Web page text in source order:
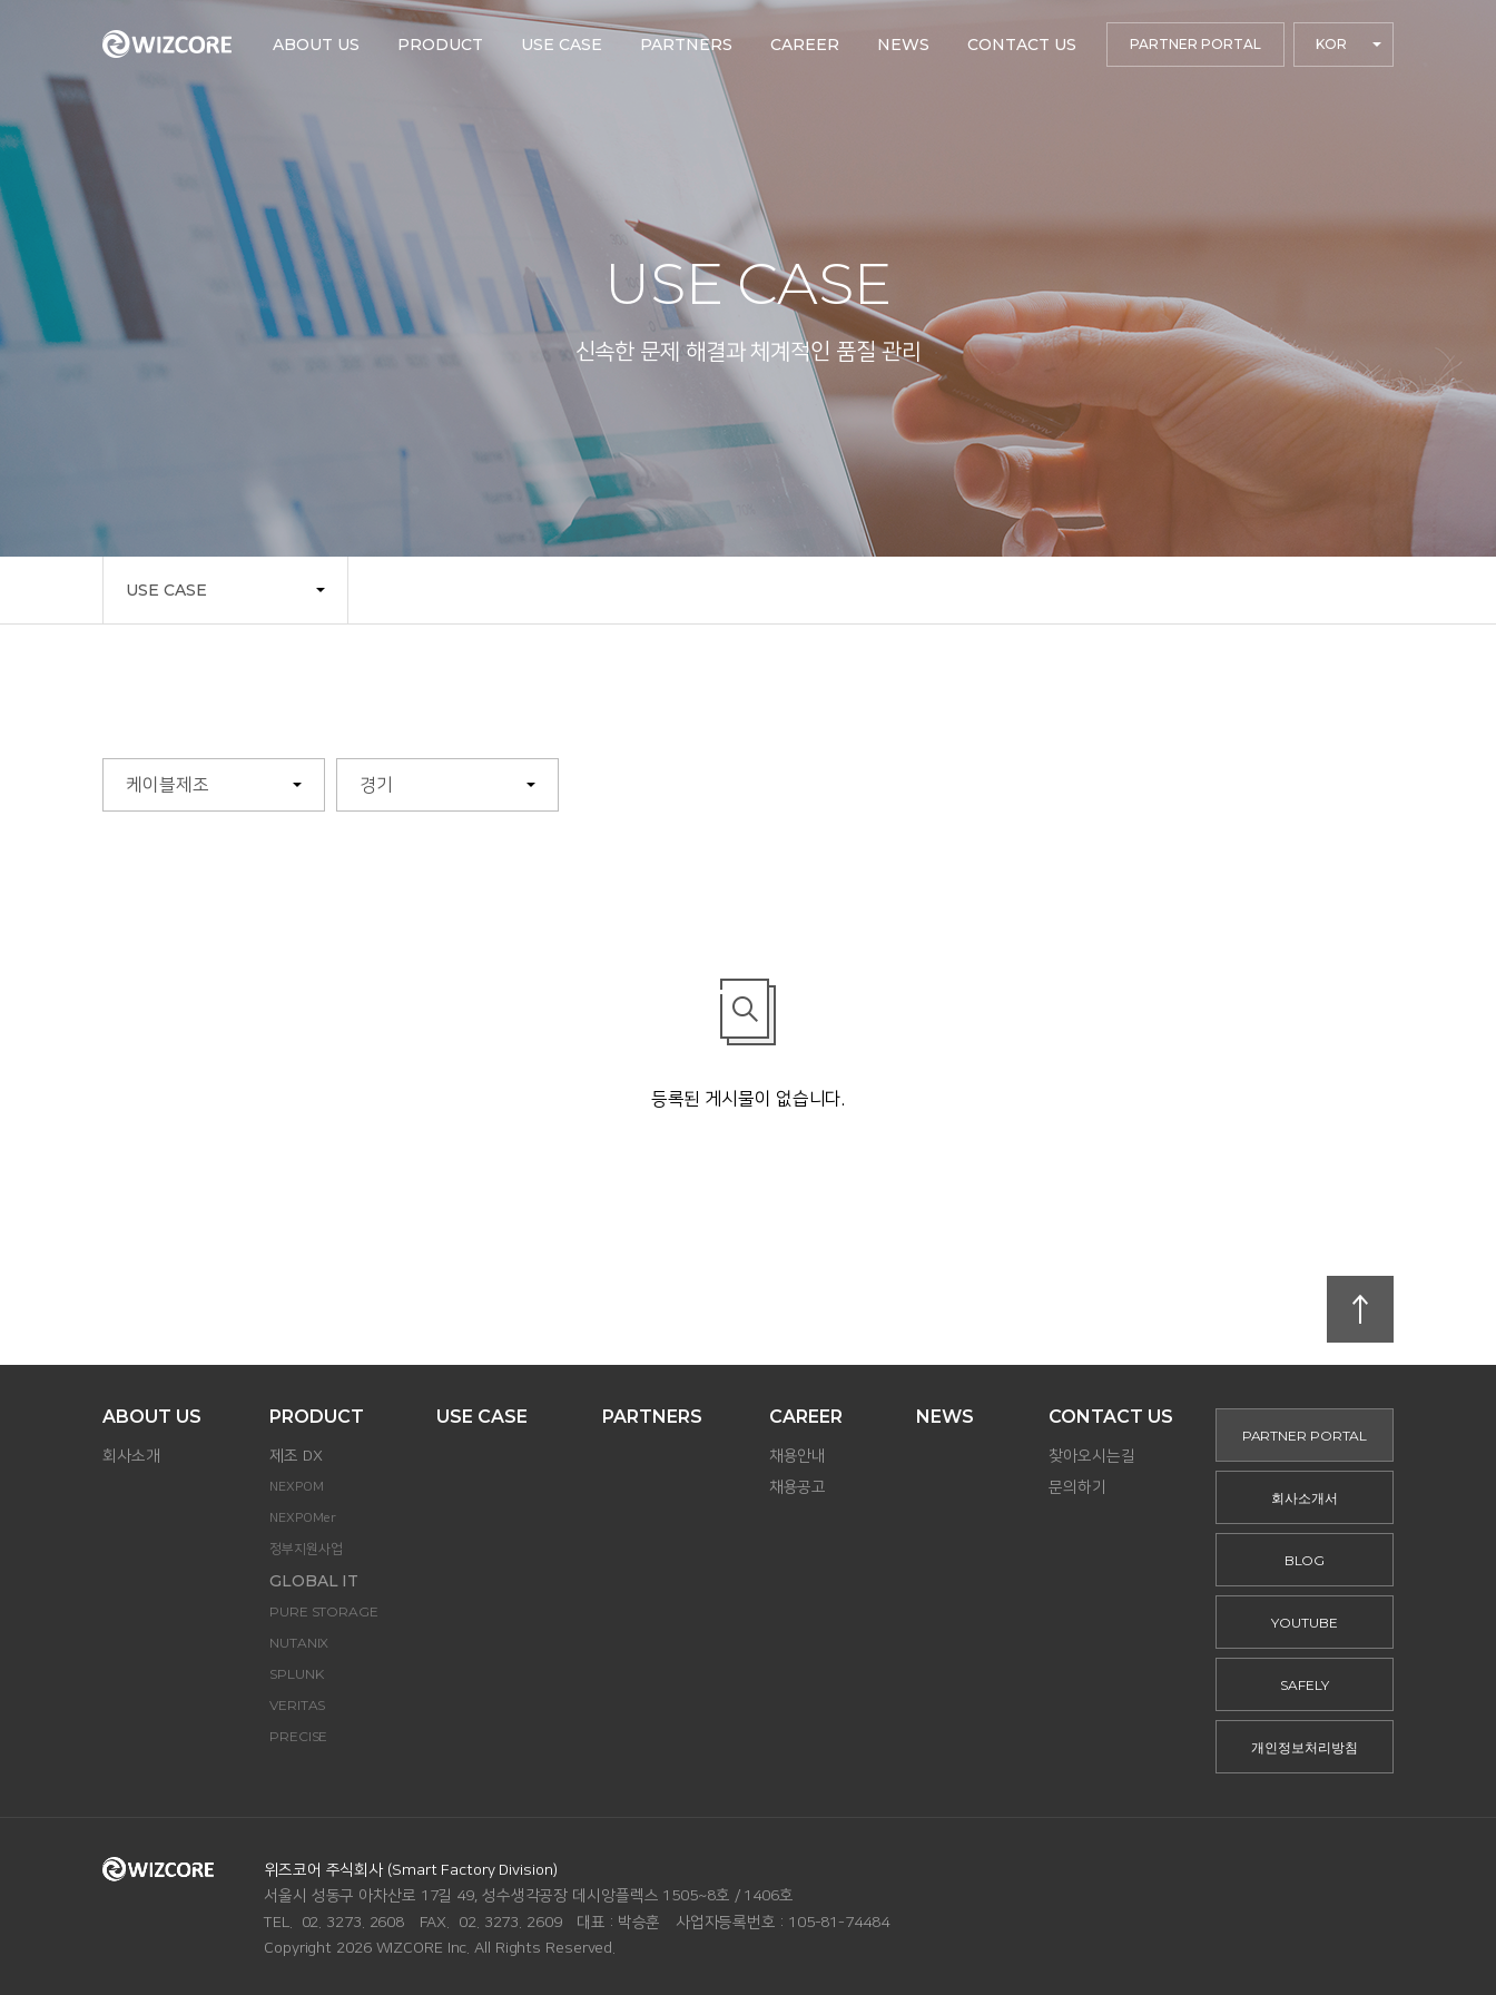
ABOUT US PRODUCT USE CASE PARTNERS CAREER NEWS CONTACT US PARTNER PORTAL KOR
USE CASE
신속한 문제 해결과 체계적인 품질 관리
USE CASE
케이블제조 경기
등록된 게시물이 없습니다.
PARTNER PORTAL
회사소개서
BLOG
YOUTUBE
SAFELY
개인정보처리방침
ABOUT US
회사소개
PRODUCT
제조 DX
NEXPOM
NEXPOMer
정부지원사업
GLOBAL IT
PURE STORAGE
NUTANIX
SPLUNK
VERITAS
PRECISE
USE CASE PARTNERS CAREER
채용안내
채용공고
NEWS CONTACT US
찾아오시는길
문의하기
위즈코어 주식회사 (Smart Factory Division)
ADDRESS.
서울시 성동구 아차산로 17길 49, 성수생각공장 데시앙플렉스 1505~8호 / 1406호
TEL.
02. 3273. 2608 FAX. 02. 3273. 2609 대표 : 박승훈 사업자등록번호 : 105-81-74484
Copyright 2026 WIZCORE Inc. All Rights Reserved.